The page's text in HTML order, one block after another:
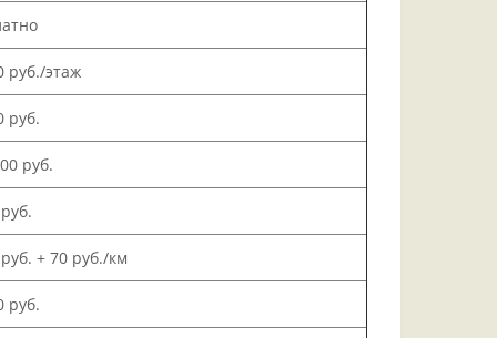
руб./этаж
руб.
руб.
+ 70 руб./км
руб.